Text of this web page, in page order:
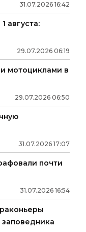
31.07.2026 16:42
августа:
29.07.2026 06:19
мотоциклами в
29.07.2026 06:50
31.07.2026 17:07
почти
31.07.2026 16:54